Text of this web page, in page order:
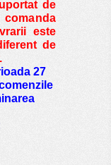
de
este
de
27